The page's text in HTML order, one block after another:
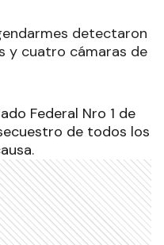
detectaron
y cuatro cámaras de
Federal Nro 1 de
de todos los
.